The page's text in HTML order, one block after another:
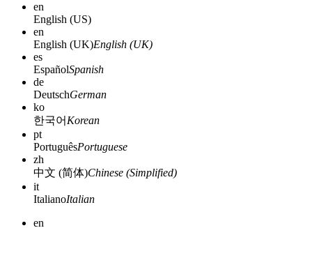
en
English (US)
en
English (UK)English (UK)
es
EspañolSpanish
de
DeutschGerman
ko
한국어 Korean
pt
PortuguêsPortuguese
zh
中文 (简体)Chinese (Simplified)
it
ItalianoItalian
en